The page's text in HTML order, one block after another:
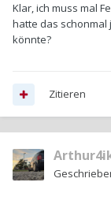
Klar, ich muss mal
hatte das schonmal
könnte?
Zitieren